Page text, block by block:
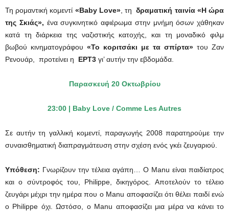
Τη ρομαντική κομεντί «Baby Love», τηδραματική ταινία «Η ώρα
της Σκιάς», ένα συγκινητικό αφιέρωμα στην μνήμη όσων χάθηκαν
κατά τη διάρκεια της ναζιστικής κατοχής, και τη μοναδικό φιλμ
βωβού κινηματογράφου «Το κοριτσάκι με τα σπίρτα» του Ζαν
Ρενουάρ,
προτείνει η ΕΡΤ3 γι’ αυτήν την εβδομάδα.
Παρασκευή 20 Οκτωβρίου
23:00 | Baby Love / Comme Les Autres
Σε αυτήν τη γαλλική κομεντί, παραγωγής 2008 παρατηρούμε την
συναισθηματική διαπραγμάτευση στην σχέση ενός γκέι ζευγαριού.
Υπόθεση: Γνωρίζουν την τέλεια αγάπη… Ο Manu είναι παιδίατρος
και ο σύντροφός του, Philippe, δικηγόρος. Αποτελούν το τέλειο
ζευγάρι μέχρι την ημέρα που ο Manu αποφασίζει ότι θέλει παιδί ενώ
ο Philippe όχι. Ωστόσο, ο Manu αποφασίζει μια μέρα να κάνει το